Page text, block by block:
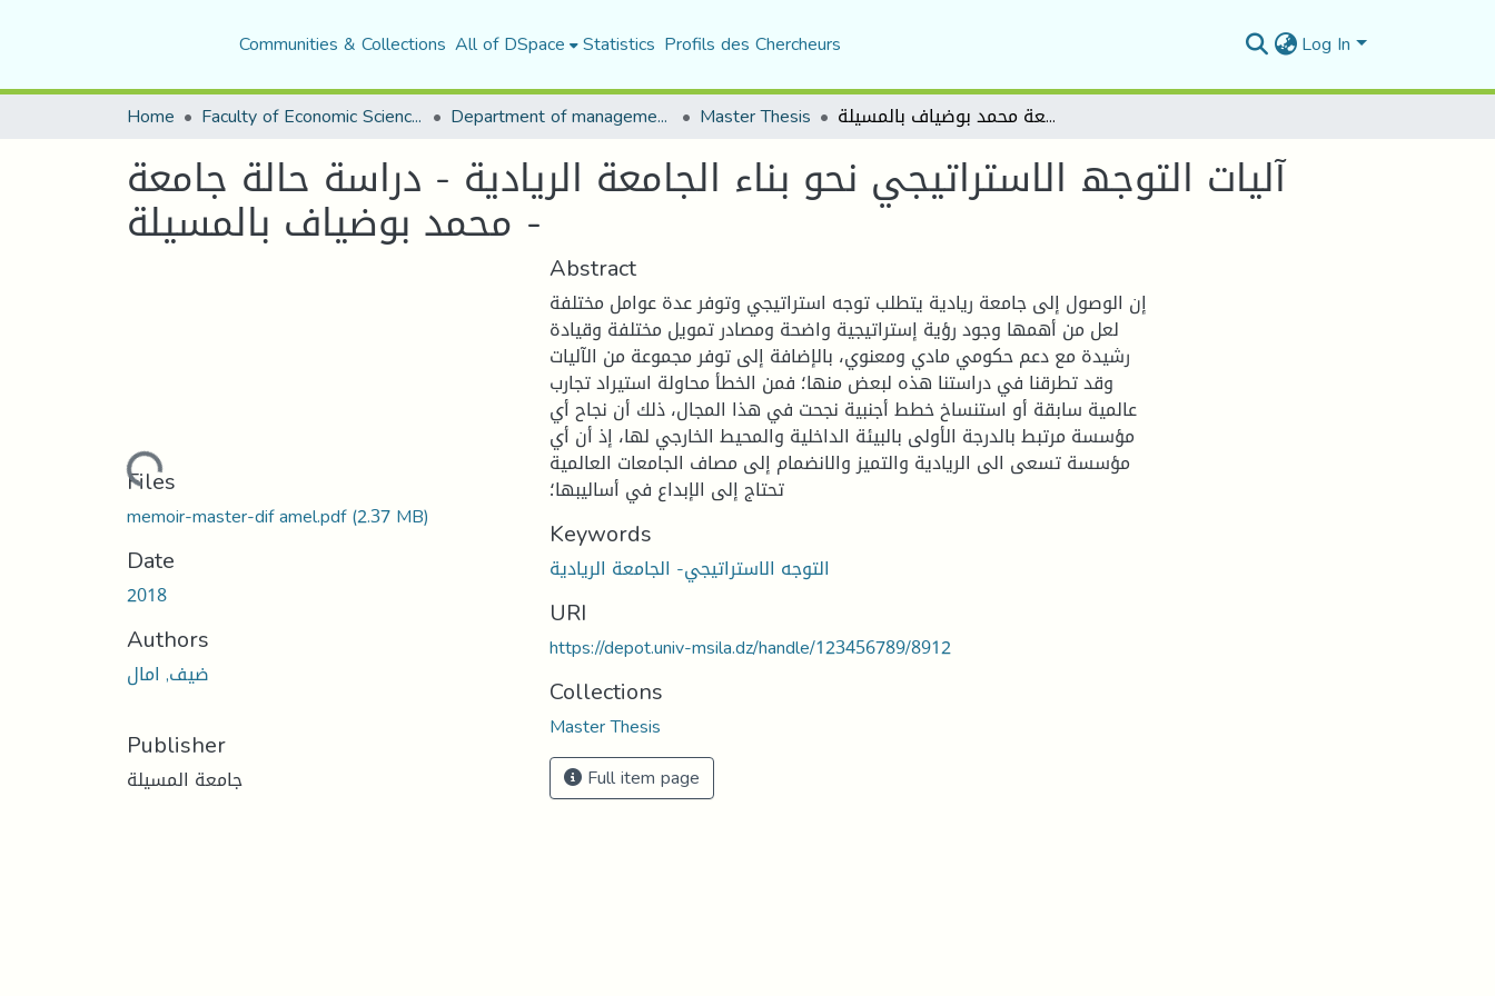
Communities & Collections All of DSpace Statistics Profils des Chercheurs Log In
Home Faculty of Economic Sciences, Commerce and Management Sciences Department of management sciences Master Thesis آلیات التوجھ الاستراتیجي نحو بناء الجامعة الریادیة - دراسة حالة جامعة محمد بوضیاف بالمسیلة -
آلیات التوجھ الاستراتیجي نحو بناء الجامعة الریادیة - دراسة حالة جامعة
محمد بوضیاف بالمسیلة -
Loading...
Files
memoir-master-dif amel.pdf(2.37 MB)
Date
2018
Authors
ضيف, امال
Publisher
جامعة المسيلة
Abstract
إن الوصول إلى جامعة ريادية يتطلب توجه استراتيجي وتوفر عدة عوامل مختلفة
لعل من أهمها وجود رؤية إستراتيجية واضحة ومصادر تمويل مختلفة وقيادة
رشيدة مع دعم حكومي مادي ومعنوي، بالإضافة إلى توفر مجموعة من الآليات
وقد تطرقنا في دراستنا هذه لبعض منها؛ فمن الخطأ محاولة استيراد تجارب
عالمية سابقة أو استنساخ خطط أجنبية نجحت في هذا المجال، ذلك أن نجاح أي
مؤسسة مرتبط بالدرجة الأولى بالبيئة الداخلية والمحيط الخارجي لها، إذ أن أي
مؤسسة تسعى الى الريادية والتميز والانضمام إلى مصاف الجامعات العالمية
تحتاج إلى الإبداع في أساليبها؛
Keywords
التوجه الاستراتيجي- الجامعة الريادية
URI
https://depot.univ-msila.dz/handle/123456789/8912
Collections
Master Thesis
Full item page